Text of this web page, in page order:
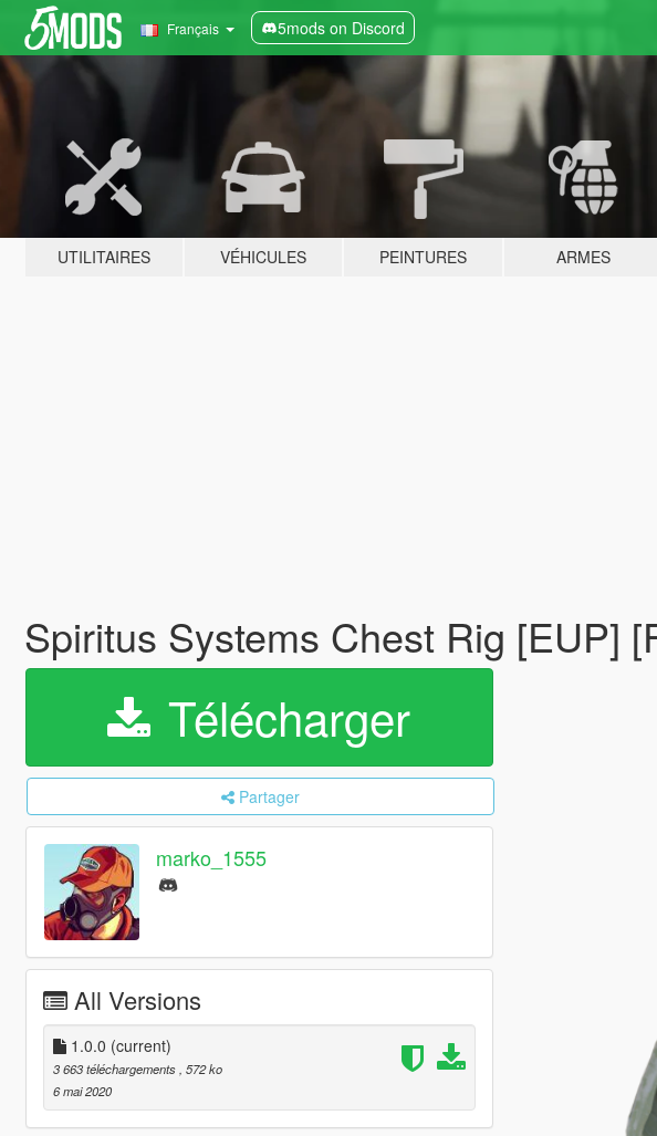
Français 5mods on Discord
UTILITAIRES VÉHICULES PEINTURES ARMES
Spiritus Systems Chest Rig [EUP]
Télécharger
Partager
marko_1555
All Versions
1.0.0 (current)
3 663 téléchargements , 572 ko
6 mai 2020